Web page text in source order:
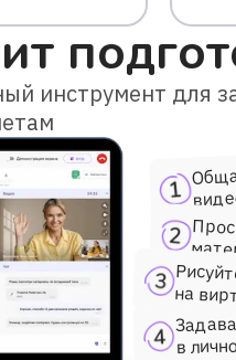
инструмент для
на
в